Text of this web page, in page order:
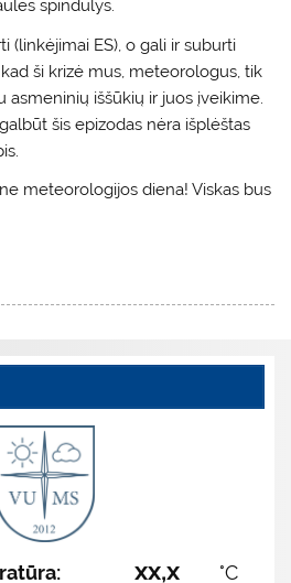
spindulys.
(linkėjimai ES), o gali ir suburti
ši krizė mus, meteorologus, tik
asmeninių iššūkių ir juos įveikime.
šis epizodas nėra išplėštas
meteorologijos diena! Viskas bus
xx,x °C